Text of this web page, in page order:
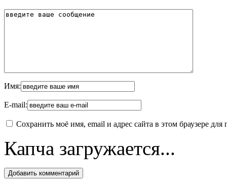
Имя:
E-mail:
Сохранить моё имя, email и адрес сайта в этом браузере
Капча загружается...